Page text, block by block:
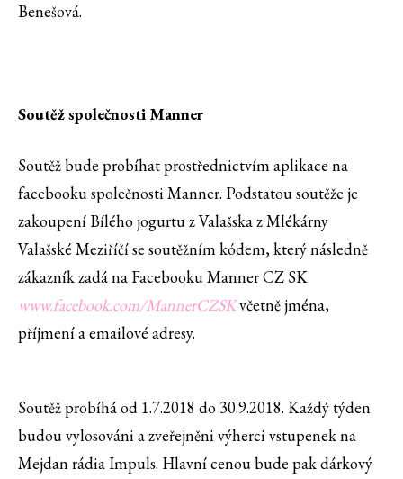
Benešová.
Soutěž společnosti Manner
Soutěž bude probíhat prostřednictvím aplikace na
facebooku společnosti Manner. Podstatou soutěže je
zakoupení Bílého jogurtu z Valašska z Mlékárny
Valašské Meziříčí se soutěžním kódem, který následně
zákazník zadá na Facebooku Manner CZ SK
www.facebook.com/MannerCZSKvčetně jména,
příjmení a emailové adresy.
Soutěž probíhá od 1.7.2018 do 30.9.2018. Každý týden
budou vylosováni a zveřejněni výherci vstupenek na
Mejdan rádia Impuls. Hlavní cenou bude pak dárkový